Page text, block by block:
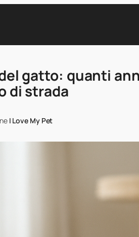
gatto: quanti
di strada
I Love My Pet